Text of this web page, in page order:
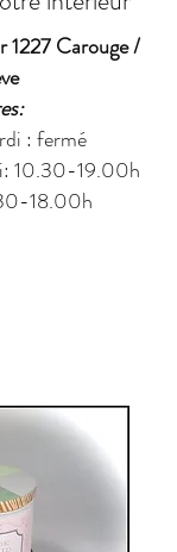
Carouge /
: fermé
10.30-19.00h
18.00h